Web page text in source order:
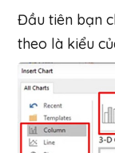
Đầu tiên bạn
theo là kiểu